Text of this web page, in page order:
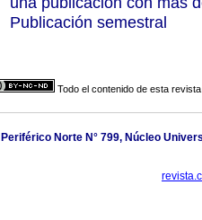
Publicación semestral
Todo el contenido de esta
Periférico Norte N° 799, Núcleo